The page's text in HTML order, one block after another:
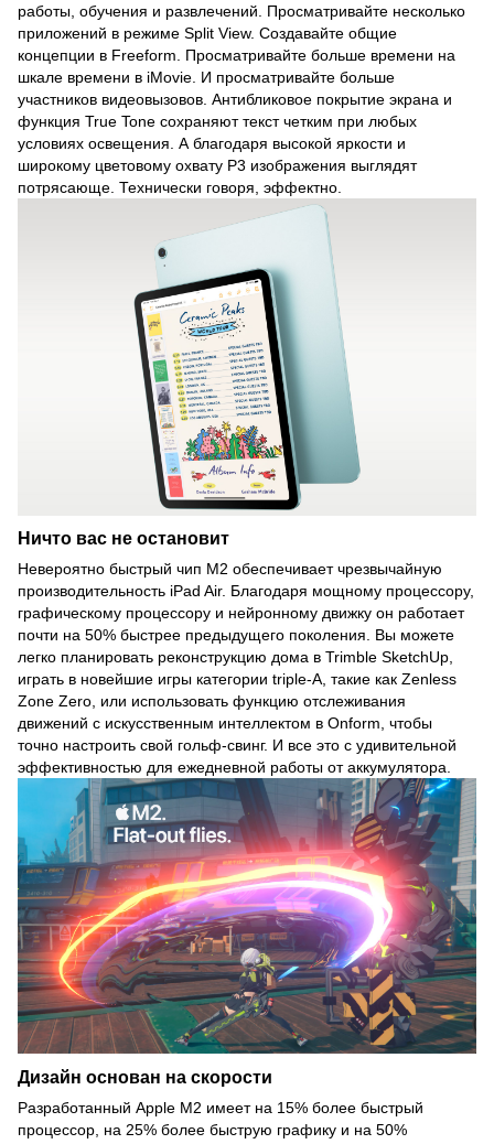
работы, обучения и развлечений. Просматривайте несколько
приложений в режиме Split View. Создавайте общие
концепции в Freeform. Просматривайте больше времени на
шкале времени в iMovie. И просматривайте больше
участников видеовызовов. Антибликовое покрытие экрана и
функция True Tone сохраняют текст четким при любых
условиях освещения. А благодаря высокой яркости и
широкому цветовому охвату P3 изображения выглядят
потрясающе. Технически говоря, эффектно.
Ничто вас не остановит
Невероятно быстрый чип M2 обеспечивает чрезвычайную
производительность iPad Air. Благодаря мощному процессору,
графическому процессору и нейронному движку он работает
почти на 50% быстрее предыдущего поколения. Вы можете
легко планировать реконструкцию дома в Trimble SketchUp,
играть в новейшие игры категории triple-A, такие как Zenless
Zone Zero, или использовать функцию отслеживания
движений с искусственным интеллектом в Onform, чтобы
точно настроить свой гольф-свинг. И все это с удивительной
эффективностью для ежедневной работы от аккумулятора.
Дизайн основан на скорости
Разработанный Apple M2 имеет на 15% более быстрый
процессор, на 25% более быструю графику и на 50%